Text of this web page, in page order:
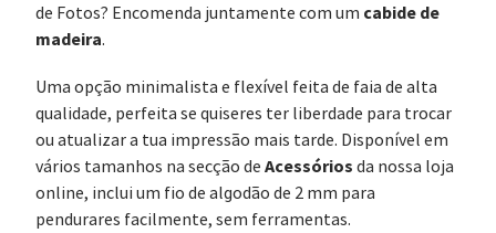
de Fotos? Encomenda juntamente com um cabide de
madeira.
Uma opção minimalista e flexível feita de faia de alta
qualidade, perfeita se quiseres ter liberdade para trocar
ou atualizar a tua impressão mais tarde. Disponível em
vários tamanhos na secção de Acessórios da nossa loja
online, inclui um fio de algodão de 2 mm para
pendurares facilmente, sem ferramentas.